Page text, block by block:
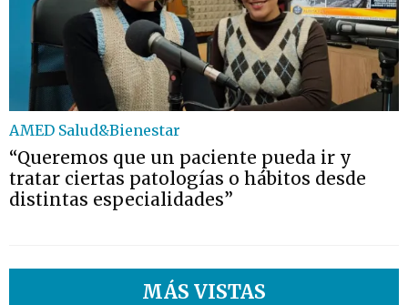
AMED Salud&Bienestar
“Queremos que un paciente pueda ir y
tratar ciertas patologías o hábitos desde
distintas especialidades”
MÁS VISTAS